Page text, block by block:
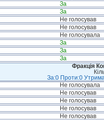
За
За
Не голосував
Не голосував
Не голосувала
За
За
За
Фракція
За:0 Проти:0
Не голосувала
Не голосував
Не голосував
Не голосував
Не голосував